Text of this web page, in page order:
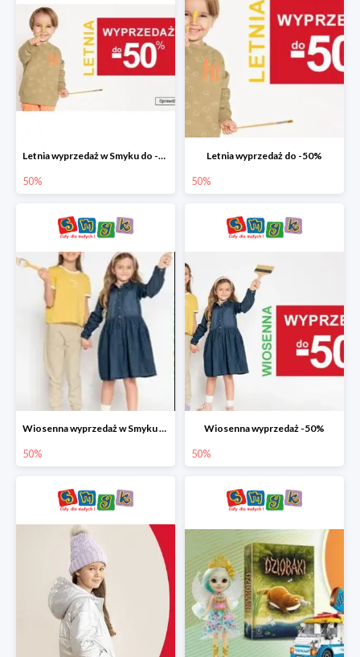
Letnia wyprzedaż w Smyku do -50%
50%
Letnia wyprzedaż do -50%
50%
Wiosenna wyprzedaż w Smyku do -50%
50%
Wiosenna wyprzedaż -50%
50%